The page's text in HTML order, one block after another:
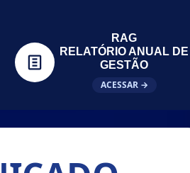
RAG
RELATÓRIO ANUAL DE
GESTÃO
ACESSAR →